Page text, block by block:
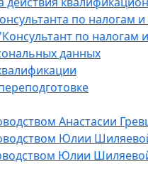
по налогам
по налогам
данных
Анастасии
Юлии
Юлии